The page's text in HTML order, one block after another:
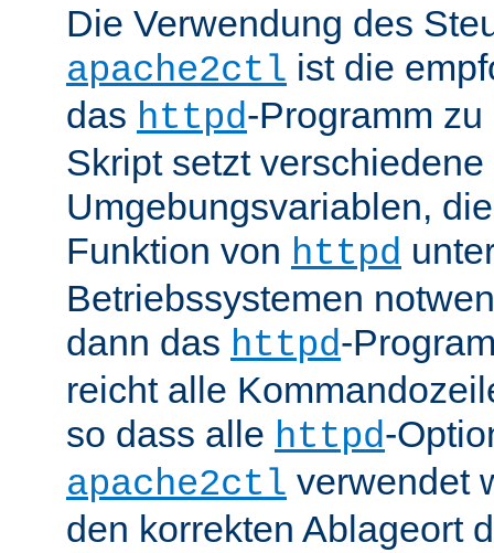
Die Verwendung des
apache2ctl ist die
das httpd-Programm
Skript setzt verschiedene
Umgebungsvariablen,
Funktion von httpd
Betriebssystemen
dann das httpd-
reicht alle
so dass alle httpd-
apache2ctl verwendet
den korrekten Ablageort